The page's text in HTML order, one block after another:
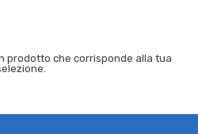
prodotto che corrisponde alla tua